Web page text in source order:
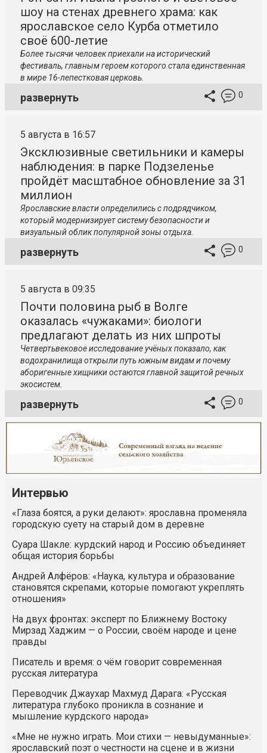
шоу на стенах древнего храма: как
ярославское село Курба отметило
своё 600-летие
Более тысячи человек приехали на исторический
фестиваль, главным героем которого стала единственная
в мире 16-лепестковая церковь.
развернуть 0
5 августа в 16:57
Эксклюзивные светильники и камеры
наблюдения: в парке Подзеленье
пройдёт масштабное обновление за 31
миллион
Ярославские власти определились с подрядчиком,
который модернизирует систему безопасности и
визуальный облик популярной зоны отдыха.
развернуть 0
5 августа в 09:35
Почти половина рыб в Волге
оказалась «чужаками»: биологи
предлагают делать из них шпроты
Четвертьвековое исследование учёных показало, как
водохранилища открыли путь южным видам и почему
аборигенные хищники остаются главной защитой речных
экосистем.
развернуть 0
Интервью
«Глаза боятся, а руки делают»: ярославна променяла
городскую суету на старый дом в деревне
Суара Шакле: курдский народ и Россию объединяет
общая история борьбы
Андрей Алфёров: «Наука, культура и образование
становятся скрепами, которые помогают укреплять
отношения»
На двух фронтах: эксперт по Ближнему Востоку
Мирзад Хаджим — о России, своём народе и цене
правды
Писатель и время: о чём говорит современная
русская литература
Переводчик Джаухар Махмуд Дарага: «Русская
литература глубоко проникла в сознание и
мышление курдского народа»
«Мне не нужно играть. Мои стихи — невыдуманные»:
ярославский поэт о честности на сцене и в жизни